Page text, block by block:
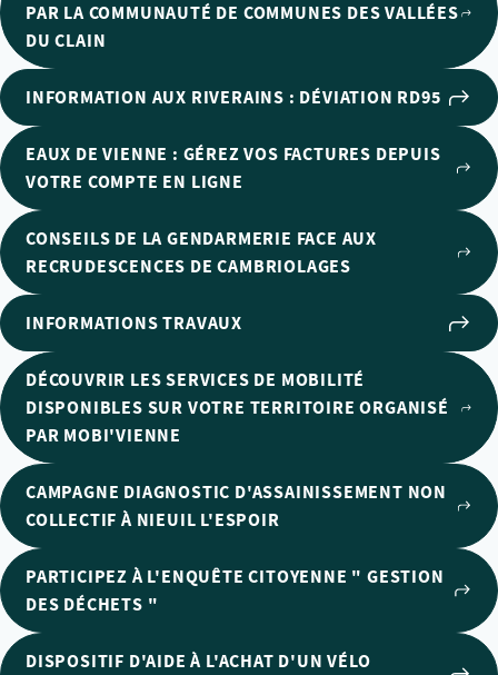
PAR LA COMMUNAUTÉ DE COMMUNES DES VALLÉES
DU CLAIN
INFORMATION AUX RIVERAINS : DÉVIATION RD95
EAUX DE VIENNE : GÉREZ VOS FACTURES DEPUIS
VOTRE COMPTE EN LIGNE
CONSEILS DE LA GENDARMERIE FACE AUX
RECRUDESCENCES DE CAMBRIOLAGES
INFORMATIONS TRAVAUX
DÉCOUVRIR LES SERVICES DE MOBILITÉ
DISPONIBLES SUR VOTRE TERRITOIRE ORGANISÉ
PAR MOBI'VIENNE
CAMPAGNE DIAGNOSTIC D'ASSAINISSEMENT NON
COLLECTIF À NIEUIL L'ESPOIR
PARTICIPEZ À L'ENQUÊTE CITOYENNE " GESTION
DES DÉCHETS "
DISPOSITIF D'AIDE À L'ACHAT D'UN VÉLO